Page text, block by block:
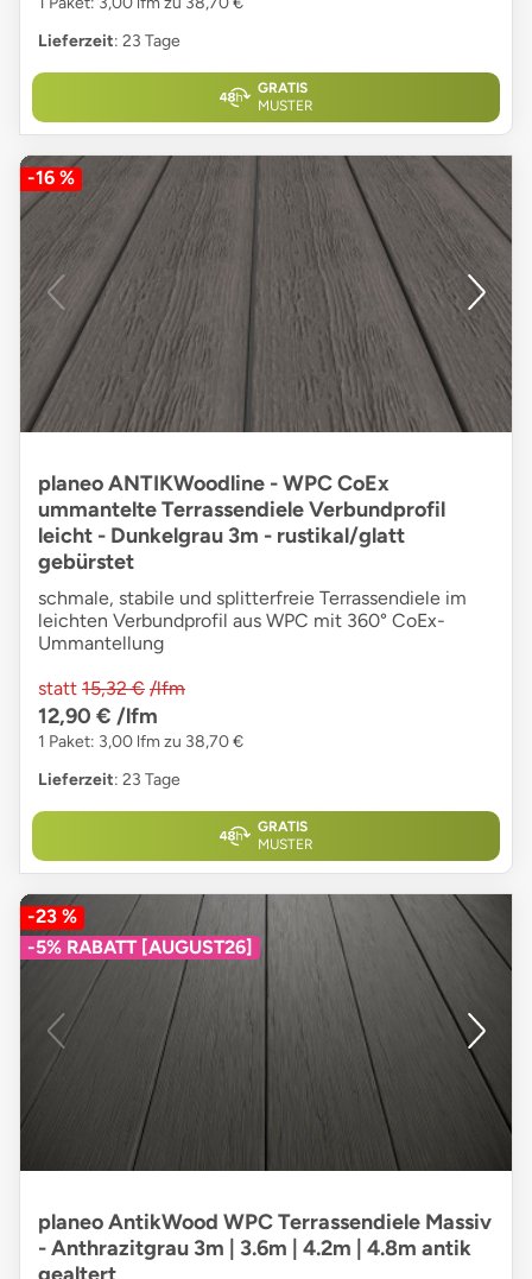
Lieferzeit: 23 Tage
GRATIS
MUSTER
-16 %
planeo ANTIKWoodline - WPC CoEx
ummantelte Terrassendiele Verbundprofil
leicht - Dunkelgrau 3m - rustikal/glatt
gebürstet
schmale, stabile und splitterfreie Terrassendiele im
leichten Verbundprofil aus WPC mit 360° CoEx-
Ummantellung
statt 15,32 € /lfm
12,90 € /lfm
1 Paket: 3,00 lfm zu 38,70 €
Lieferzeit: 23 Tage
GRATIS
MUSTER
-23 %
-5% RABATT [AUGUST26]
planeo AntikWood WPC Terrassendiele Massiv
- Anthrazitgrau 3m | 3.6m | 4.2m | 4.8m antik